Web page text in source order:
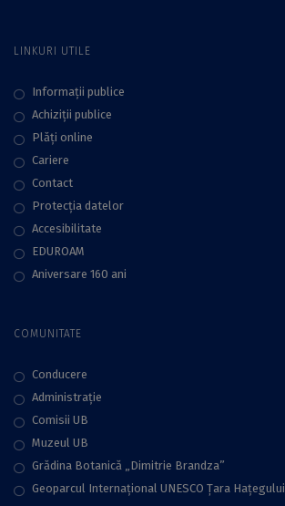
LINKURI UTILE
Informații publice
Achiziții publice
Plăţi online
Cariere
Contact
Protecţia datelor
Accesibilitate
EDUROAM
Aniversare 160 ani
COMUNITATE
Conducere
Administraţie
Comisii UB
Muzeul UB
Grădina Botanică „Dimitrie Brandza”
Geoparcul Internațional UNESCO Țara Hațegului